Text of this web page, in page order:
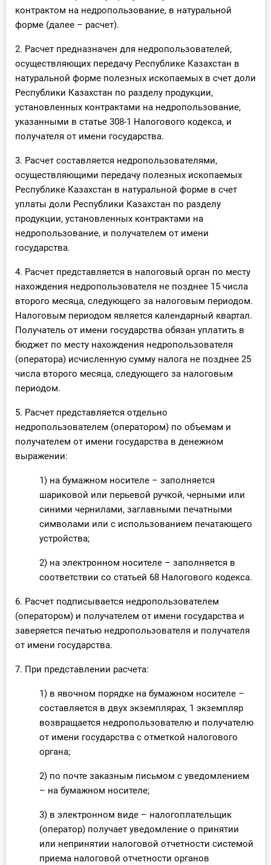
контрактом на недропользование, в натуральной
форме (далее – расчет).
2. Расчет предназначен для недропользователей,
осуществляющих передачу Республике Казахстан в
натуральной форме полезных ископаемых в счет доли
Республики Казахстан по разделу продукции,
установленных контрактами на недропользование,
указанными в статье 308-1 Налогового кодекса, и
получателя от имени государства.
3. Расчет составляется недропользователями,
осуществляющими передачу полезных ископаемых
Республике Казахстан в натуральной форме в счет
уплаты доли Республики Казахстан по разделу
продукции, установленных контрактами на
недропользование, и получателем от имени
государства.
4. Расчет представляется в налоговый орган по месту
нахождения недропользователя не позднее 15 числа
второго месяца, следующего за налоговым периодом.
Налоговым периодом является календарный квартал.
Получатель от имени государства обязан уплатить в
бюджет по месту нахождения недропользователя
(оператора) исчисленную сумму налога не позднее 25
числа второго месяца, следующего за налоговым
периодом.
5. Расчет представляется отдельно
недропользователем (оператором) по объемам и
получателем от имени государства в денежном
выражении:
1) на бумажном носителе – заполняется
шариковой или перьевой ручкой, черными или
синими чернилами, заглавными печатными
символами или с использованием печатающего
устройства;
2) на электронном носителе – заполняется в
соответствии со статьей 68 Налогового кодекса.
6. Расчет подписывается недропользователем
(оператором) и получателем от имени государства и
заверяется печатью недропользователя и получателя
от имени государства.
7. При представлении расчета:
1) в явочном порядке на бумажном носителе –
составляется в двух экземплярах, 1 экземпляр
возвращается недропользователю и получателю
от имени государства с отметкой налогового
органа;
2) по почте заказным письмом с уведомлением
– на бумажном носителе;
3) в электронном виде – налогоплательщик
(оператор) получает уведомление о принятии
или непринятии налоговой отчетности системой
приема налоговой отчетности органов